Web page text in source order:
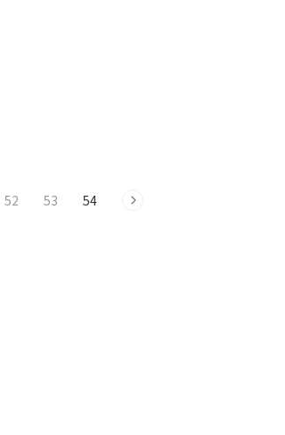
52 53 54